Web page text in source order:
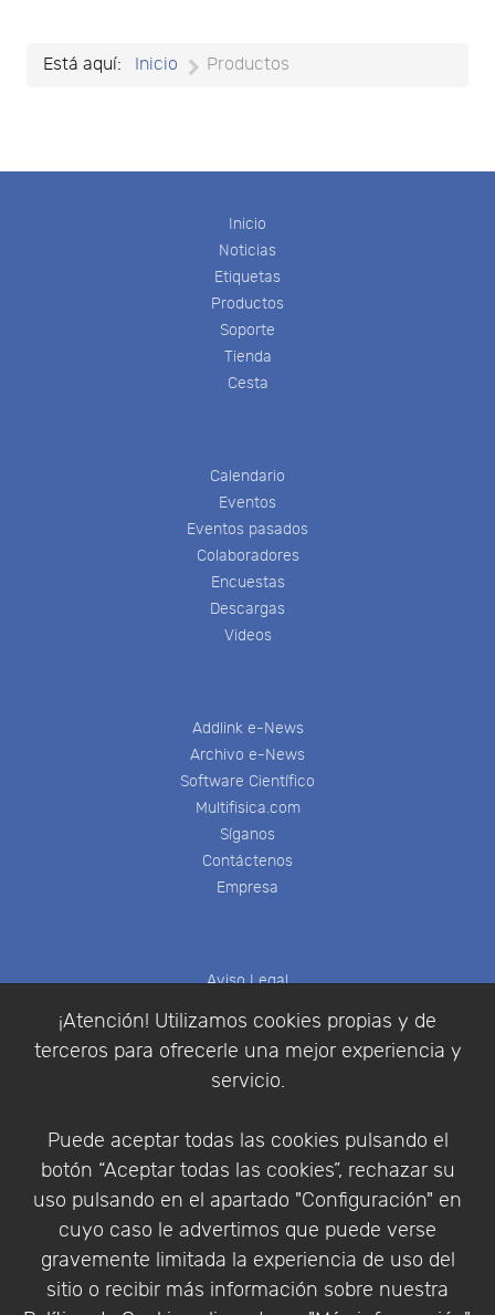
¡Atención! Utilizamos cookies propias y de
terceros para ofrecerle una mejor experiencia y
servicio.
Puede aceptar todas las cookies pulsando el
botón “Aceptar todas las cookies”, rechazar su
uso pulsando en el apartado "Configuración" en
cuyo caso le advertimos que puede verse
gravemente limitada la experiencia de uso del
sitio o recibir más información sobre nuestra
Está aquí: Inicio Productos
Inicio
Noticias
Etiquetas
Productos
Soporte
Tienda
Cesta
Calendario
Eventos
Eventos pasados
Colaboradores
Encuestas
Descargas
Videos
Addlink e-News
Archivo e-News
Software Científico
Multifisica.com
Síganos
Contáctenos
Empresa
Aviso Legal
Política de Privacidad
Condiciones de compra
Identificarse
Empresa|Aviso Legal| Política de Privacidad |
Política de Cookies
© Copyright 1994 - 2026. Addlink Software